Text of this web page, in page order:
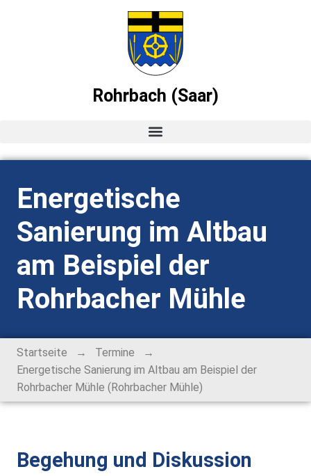
Rohrbach (Saar)
News
Ortsvorsteher-Blog
Termine
Weihnachtsmarkt
Unser Ort
Energetische
Sanierung im Altbau
am Beispiel der
Rohrbacher Mühle
Startseite → Termine
→
Energetische Sanierung im Altbau am Beispiel der
Rohrbacher Mühle (Rohrbacher Mühle)
Begehung und Diskussion